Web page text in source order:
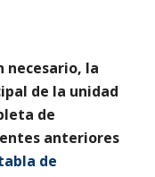
necesario, la
de la unidad
de
anteriores
de